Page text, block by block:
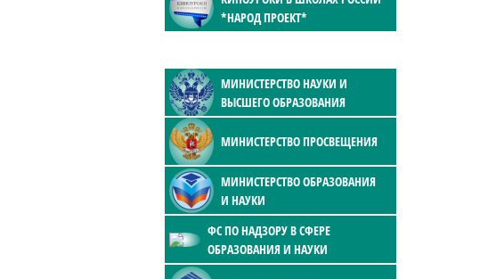
*НАРОД ПРОЕКТ*
МИНИСТЕРСТВО НАУКИ И
ВЫСШЕГО ОБРАЗОВАНИЯ
МИНИСТЕРСТВО ПРОСВЕЩЕНИЯ
МИНИСТЕРСТВО ОБРАЗОВАНИЯ
И НАУКИ
ФС ПО НАДЗОРУ В СФЕРЕ
ОБРАЗОВАНИЯ И НАУКИ